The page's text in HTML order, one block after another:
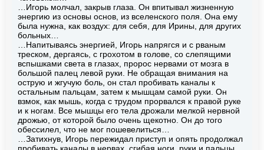
…Игорь молчал, закрыв глаза. Он впитывал жизненную
энергию из основы основ, из вселенского поля. Она ему
была нужна, как воздух: для себя, для Ирины, для других
больных…
…Напитываясь энергией, Игорь напрягся и с рваным
треском, дергаясь, с грохотом в голове, со слепящими
вспышками света в глазах, пророс нервами от мозга в
большой палец левой руки. Не обращая внимания на
острую и жгучую боль, он стал пробивать каналы к
остальным пальцам, затем к мышцам самой руки. Он
взмок, как мышь, когда с трудом прорвался к правой руке
и к ногам. Все мышцы его тела дрожали мелкой нервной
дрожью, от которой было очень щекотно. Он до того
обессилел, что не мог пошевелиться…
…Затихнув, Игорь пережидал приступ и опять продолжал